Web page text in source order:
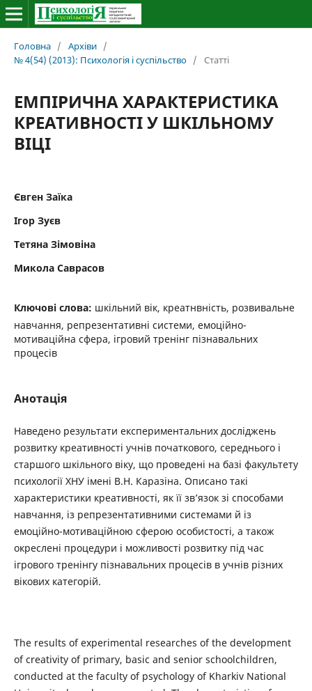
Головна / Архіви /
№ 4(54) (2013): Психологія і суспільство / Статті
ЕМПІРИЧНА ХАРАКТЕРИСТИКА
КРЕАТИВНОСТІ У ШКІЛЬНОМУ
ВІЦІ
Євген Заїка
Ігор Зуєв
Тетяна Зімовіна
Микола Саврасов
Ключові слова: шкільний вік, креатнвність, розвивальне
навчання, репрезентативні системи, емоційно-
мотиваційна сфера, ігровий тренінг пізнавальних
процесів
Анотація
Наведено результати експериментальних досліджень
розвитку креативності учнів початкового, середнього і
старшого шкільного віку, що проведені на базі факультету
психології ХНУ імені В.Н. Каразіна. Описано такі
характеристики креативності, як її зв’язок зі способами
навчання, із репрезентативними системами й із
емоційно-мотиваційною сферою особистості, а також
окреслені процедури і можливості розвитку під час
ігрового тренінгу пізнавальних процесів в учнів різних
вікових категорій.
The results of experimental researches of the development
of creativity of primary, basic and senior schoolchildren,
conducted at the faculty of psychology of Kharkiv National